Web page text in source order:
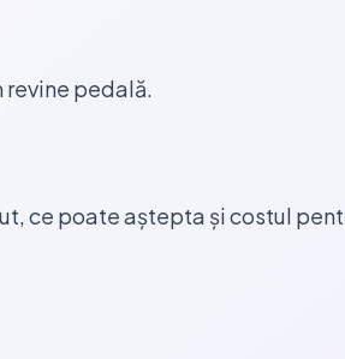
revine pedală.
ce poate aștepta și costul